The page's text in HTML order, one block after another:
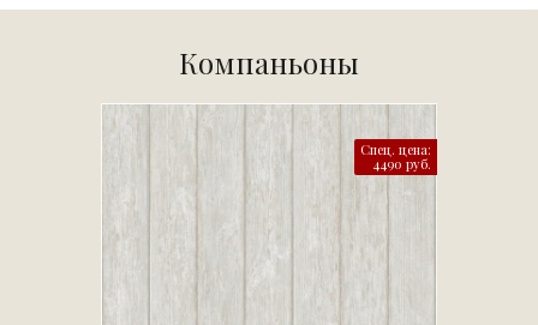
Компаньоны
Спец. цена:
4490 руб.